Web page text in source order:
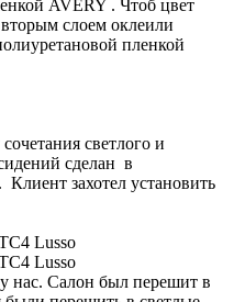
AVERY . Чтоб цвет
слоем оклеили
пленкой
светлого и
сделан в
захотел установить
Lusso
Lusso
нас. Салон был перешит в